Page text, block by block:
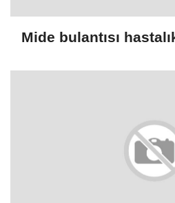
Mide bulantısı